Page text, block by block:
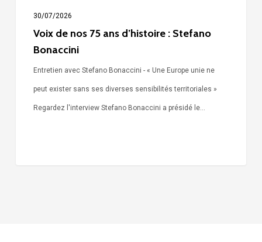
30/07/2026
Voix de nos 75 ans d’histoire : Stefano
Bonaccini
Entretien avec Stefano Bonaccini - « Une Europe unie ne
peut exister sans ses diverses sensibilités territoriales »
Regardez l'interview Stefano Bonaccini a présidé le…